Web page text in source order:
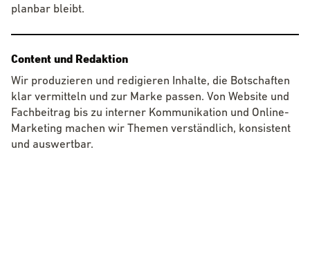
planbar bleibt.
Content und Redaktion
Wir produzieren und redigieren Inhalte, die Botschaften
klar vermitteln und zur Marke passen. Von Website und
Fachbeitrag bis zu interner Kommunikation und Online-
Marketing machen wir Themen verständlich, konsistent
und auswertbar.